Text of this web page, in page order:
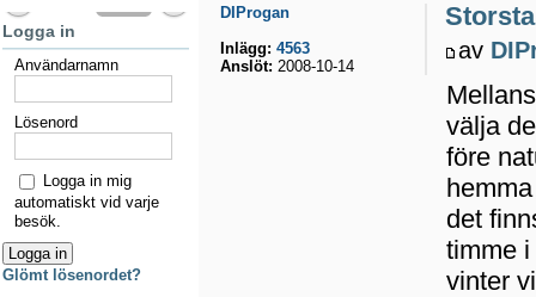
av
välja
före
det
timme
vinter
DIProgan
Inlägg: 4563
Anslöt: 2008-10-14
Logga in
Användarnamn
Lösenord
Logga in mig
automatiskt vid varje
besök.
Glömt lösenordet?